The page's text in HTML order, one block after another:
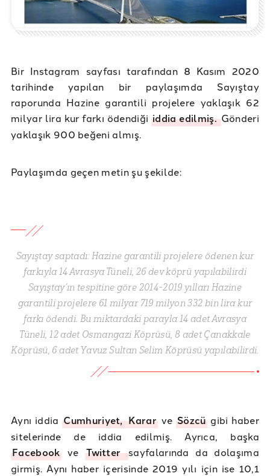
Bir Instagram sayfası tarafından 8 Kasım 2020
tarihinde yapılan bir paylaşımda Sayıştay
raporunda Hazine garantili projelere yaklaşık 62
milyar lira kur farkı ödendiğiiddia edilmiş.Gönderi
yaklaşık 900 beğeni almış.
Paylaşımda geçen metin şu şekilde:
Sayıştay saptadı: Hazine garantili projelere ödenen kur
farkıyla 14 Avrasya Tüneli, 26 dev köprü yapılabilirdi
Sayıştay’ın tespitine göre 2014-2019 yılları Hazine
garantili projelere 61 milyar 719 milyon 332 bin lira kur
farkı ödendi. Bu miktardaki parayla 14 adet Avrasya
Tüneli, 12 adet Osmangazi Köprüsü, 8 adet Çanakkale
Köprüsü, 6 adet Yavuz Sultan Selim Köprüsü yapılabilirdi.
Aynı iddiaCumhuriyet,Karar veSözcügibi haber
sitelerinde de iddia edilmiş. Ayrıca, başka
FacebookveTwittersayfalarında da dolaşıma
girmiş. Aynı haber içerisinde 2019 yılı için ise 10,1